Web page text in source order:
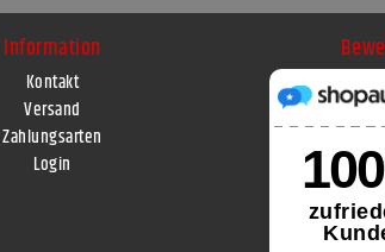
Information
Kontakt
Versand
Zahlungsarten
Login